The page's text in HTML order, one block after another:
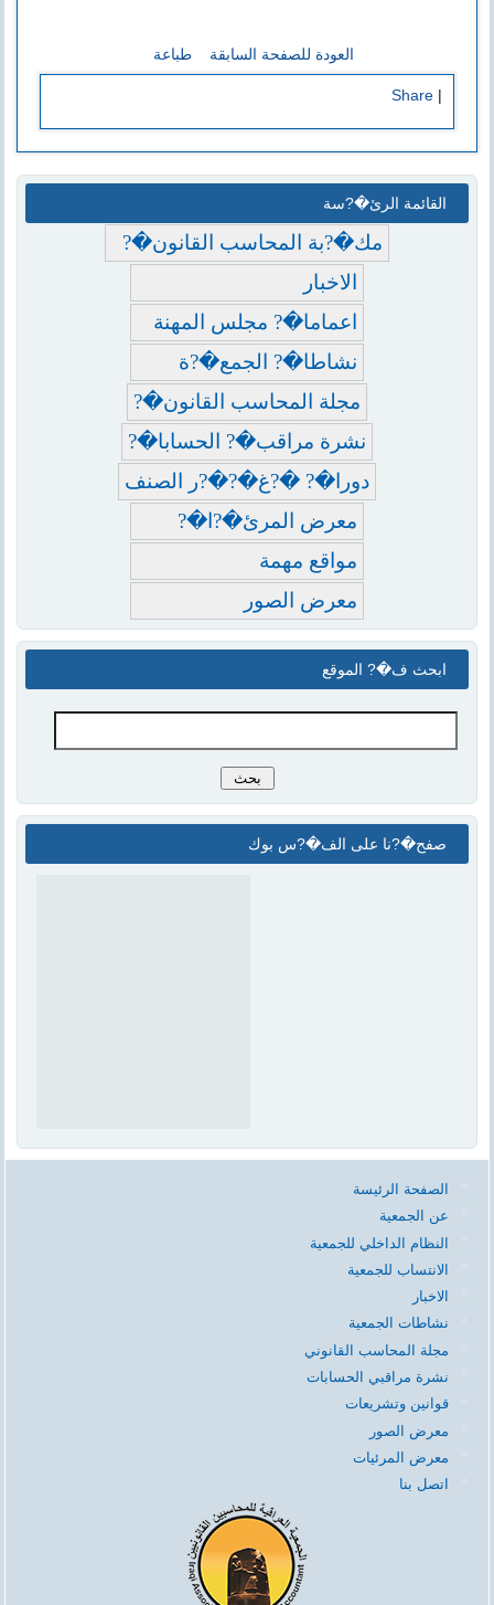
العودة للصفحة السابقة طباعة
Share |
القائمة الرئ�?سة
مك�?بة المحاسب القانون�?
الاخبار
اعماما�? مجلس المهنة
نشاطا�? الجمع�?ة
مجلة المحاسب القانون�?
نشرة مراقب�? الحسابا�?
دورا�? �?غ�?�?ر الصنف
معرض المرئ�?ا�?
مواقع مهمة
معرض الصور
ابحث ف�? الموقع
صفح�?نا على الف�?س بوك
الصفحة الرئيسة
عن الجمعية
النظام الداخلي للجمعية
الانتساب للجمعية
الاخبار
نشاطات الجمعية
مجلة المحاسب القانوني
نشرة مراقبي الحسابات
قوانين وتشريعات
معرض الصور
معرض المرئيات
اتصل بنا